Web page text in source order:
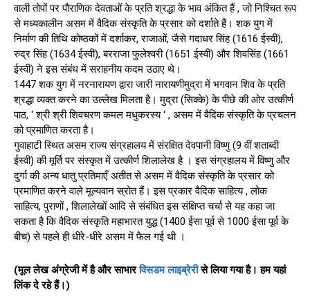
वाली तोपों पर पौराणिक देवताओं के प्रति श्रद्धा के भाव अंकित हैं , जो निश्चित रूप
से मध्यकालीन असम में वैदिक संस्कृति के प्रसार को दर्शाते हैं। शक युग में
निर्माण की तिथि कोष्ठकों में दर्शाकर, राजाओं, जैसे गदाधर सिंह (1616 ईस्वी),
रुद्र सिंह (1634 ईस्वी), बरराजा फुलेश्वरी (1651 ईस्वी) और शिवसिंह (1661
ईस्वी) ने इस संबंध में सराहनीय कदम उठाए थे।
1447 शक युग में नरनारायण द्वारा जारी नारायणीमुद्रा में भगवान शिव के प्रति
श्रद्धा व्यक्त करने का उल्लेख मिलता है। मुद्रा (सिक्के) के पीछे की ओर उत्कीर्ण
पाठ, ‘ श्री श्री शिवचरण कमल मधुकरस्य ‘ , असम में वैदिक संस्कृति के प्रचलन
को प्रमाणित करता है।
गुवाहाटी स्थित असम राज्य संग्रहालय में संरक्षित देवपानी विष्णु (9 वीं शताब्दी
ईस्वी) की मूर्ति पर संस्कृत में उत्कीर्ण शिलालेख है । इस संग्रहालय में विष्णु और
दुर्गा की अन्य धातु प्रतिमाएँ अतीत से असम में वैदिक संस्कृति के प्रसार को
प्रमाणित करने वाले मूल्यवान स्रोत हैं। इस प्रकार वैदिक साहित्य , लोक
साहित्य, पुराणों , शिलालेखों आदि से संबंधित इस संक्षिप्त चर्चा से यह कहा जा
सकता है कि वैदिक संस्कृति महाभारत युद्ध (1400 ईसा पूर्व से 1000 ईसा पूर्व के
बीच) से पहले ही धीरे-धीरे असम में फैल गई थी ।
(मूल लेख अंग्रेजी में है और साभारविसडम लाइब्रेरीसे लिया गया है। हम यहां
लिंक दे रहे हैं।)